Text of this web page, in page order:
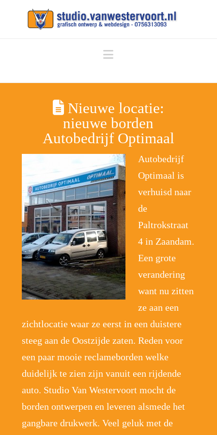
Navigation
Nieuwe locatie:
nieuwe borden
Autobedrijf Optimaal
Autobedrijf
Optimaal is
verhuisd naar
de
Paltrokstraat
4 in Zaandam.
Een grote
verandering
want nu zitten
ze aan een
zichtlocatie waar ze eerst in een duistere
steeg aan de Oostzijde zaten. Reden voor
een paar mooie reclameborden welke
duidelijk te zien zijn vanuit een rijdende
auto. Studio Van Westervoort mocht de
borden ontwerpen en leveren alsmede het
gangbare drukwerk. Veel geluk met de